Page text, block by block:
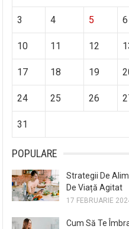
3 4 5 6
10 11 12
17 18 19
24 25 26
31
POPULARE
Strategii De
De Viață Agitat
17 FEBRUARIE
Cum Să Te